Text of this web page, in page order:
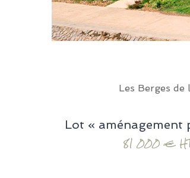
Les Berges de
Lot « aménagement
81 000 €